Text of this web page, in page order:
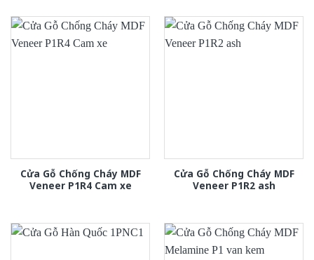
Cửa Gỗ Chống Cháy MDF
Veneer P1R4 Cam xe
Cửa Gỗ Chống Cháy MDF
Veneer P1R2 ash